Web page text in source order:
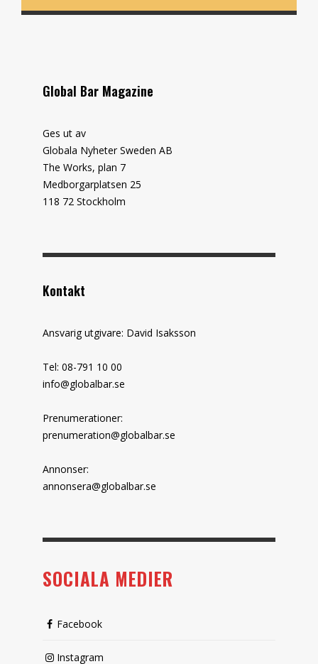
Global Bar Magazine
Ges ut av
Globala Nyheter Sweden AB
The Works, plan 7
Medborgarplatsen 25
118 72 Stockholm
Kontakt
Ansvarig utgivare: David Isaksson
Tel: 08-791 10 00
info@globalbar.se
Prenumerationer:
prenumeration@globalbar.se
Annonser:
annonsera@globalbar.se
SOCIALA MEDIER
Facebook
Instagram